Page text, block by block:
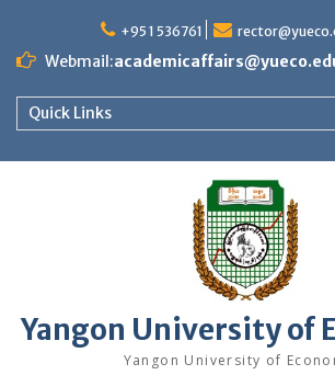
content
+95 1 536761
Webmail:
Quick Links
Yangon University of
Yangon University of